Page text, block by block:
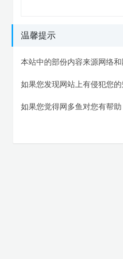
温馨提示
本站中的部份内容来源网络
如果您发现网站上有侵犯您
如果您觉得网多鱼对您有帮